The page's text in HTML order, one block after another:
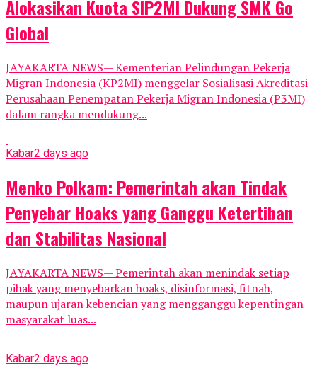
Alokasikan Kuota SIP2MI Dukung SMK Go
Global
JAYAKARTA NEWS— Kementerian Pelindungan Pekerja
Migran Indonesia (KP2MI) menggelar Sosialisasi Akreditasi
Perusahaan Penempatan Pekerja Migran Indonesia (P3MI)
dalam rangka mendukung...
Kabar2 days ago
Menko Polkam: Pemerintah akan Tindak
Penyebar Hoaks yang Ganggu Ketertiban
dan Stabilitas Nasional
JAYAKARTA NEWS— Pemerintah akan menindak setiap
pihak yang menyebarkan hoaks, disinformasi, fitnah,
maupun ujaran kebencian yang mengganggu kepentingan
masyarakat luas...
Kabar2 days ago